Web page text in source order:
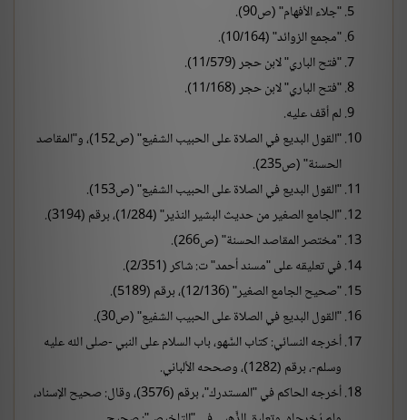
"جلاء الأفهام" (ص90).
"مجمع الزوائد" (10/164).
"فتح الباري" لابن حجر (11/579).
"فتح الباري" لابن حجر (11/168).
لم أقف عليه.
"القول البديع في الصلاة على الحبيب الشفيع" (ص152)، و"المقاصد
الحسنة" (ص235).
"القول البديع في الصلاة على الحبيب الشفيع" (ص153).
"الجامع الصغير من حديث البشير النذير" (1/284)، برقم (3194).
"مختصر المقاصد الحسنة" (ص266).
في تعليقه على "مسند أحمد" ت: شاكر (2/351).
"صحيح الجامع الصغير" (12/136)، برقم (5189).
"القول البديع في الصلاة على الحبيب الشفيع" (ص30).
أخرجه النسائي: كتاب السَّهو، باب السلام على النبي -صلى الله عليه
وسلم-، برقم (1282)، وصححه الألباني.
أخرجه الحاكم في "المستدرك"، برقم (3576)، وقال: صحيح الإسناد،